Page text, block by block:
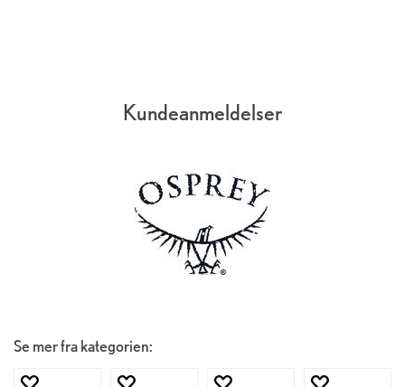
Kundeanmeldelser
Se mer fra kategorien: